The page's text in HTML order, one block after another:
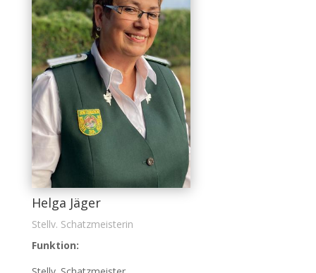
Helga Jäger
Stellv. Schatzmeisterin
Funktion: